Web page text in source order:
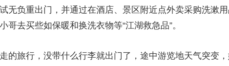
旅游 科普 健康 乐龄 阅读 艺术 汽车 数智
中国 全民健康 颜选攻略 海洋 时尚 天气
负重出门，并通过在酒店、景区附近点外卖采购洗漱
去买些如保暖和换洗衣物等“江湖救急品”。
旅行，没带什么行李就出门了，途中游览地天气突变，